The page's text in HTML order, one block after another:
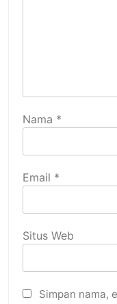
Nama *
Email *
Situs Web
Simpan nama,